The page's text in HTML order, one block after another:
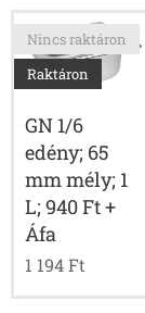
GN 1/6
edény; 65
mm mély; 1
L; 940 Ft +
Áfa
Nincs raktáron
Raktáron
1 194Ft